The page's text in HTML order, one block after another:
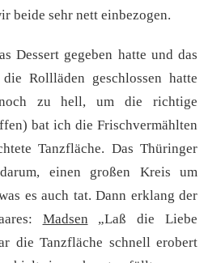
beide sehr nett einbezogen.
Dessert gegeben hatte und das
Rollläden geschlossen hatte
zu hell, um die richtige
bat ich die Frischvermählten
Tanzfläche. Das Thüringer
einen großen Kreis um
es auch tat. Dann erklang der
Madsen „Laß die Liebe
die Tanzfläche schnell erobert